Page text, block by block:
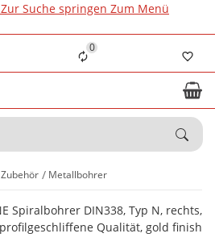
Zur Suche springen Zum Menü
0
Zubehör Metallbohrer